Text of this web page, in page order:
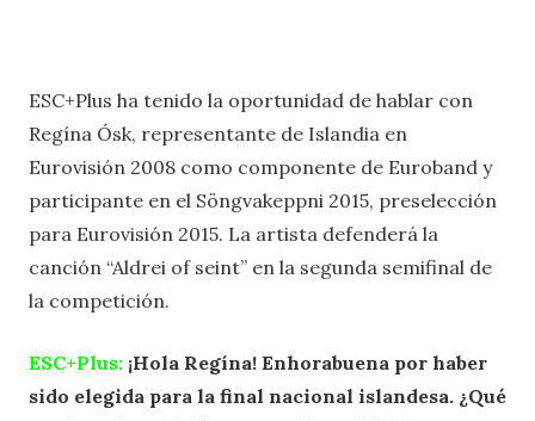
ESC+Plus ha tenido la oportunidad de hablar con
Regína Ósk, representante de Islandia en
Eurovisión 2008 como componente de Euroband y
participante en el Söngvakeppni 2015, preselección
para Eurovisión 2015. La artista defenderá la
canción “Aldrei of seint” en la segunda semifinal de
la competición.
ESC+Plus: ¡Hola Regína! Enhorabuena por haber
sido elegida para la final nacional islandesa. ¿Qué